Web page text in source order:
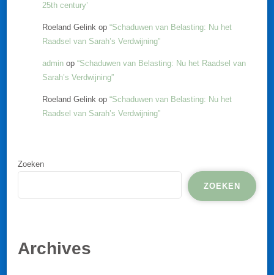
25th century’
Roeland Gelink op “Schaduwen van Belasting: Nu het
Raadsel van Sarah’s Verdwijning”
admin op “Schaduwen van Belasting: Nu het Raadsel van
Sarah’s Verdwijning”
Roeland Gelink op “Schaduwen van Belasting: Nu het
Raadsel van Sarah’s Verdwijning”
Zoeken
ZOEKEN
Archives